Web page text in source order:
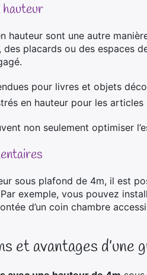
hauteur
hauteur sont une autre
des placards ou des espaces
pour livres et objets
en hauteur pour les articles
non seulement optimiser
sous plafond de 4m, il est
exemple, vous pouvez
d’un coin chambre
et avantages d’une